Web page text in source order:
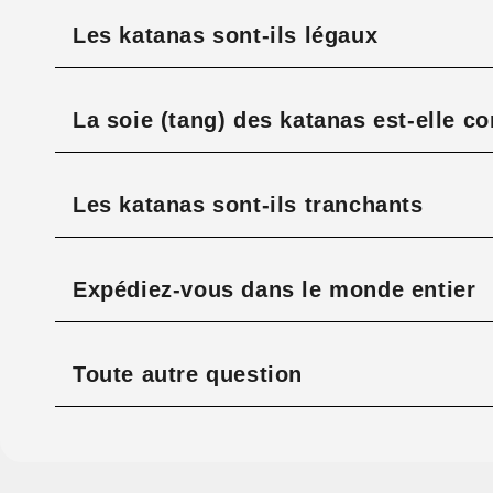
Les katanas sont-ils légaux
La soie (tang) des katanas est-elle
Les katanas sont-ils tranchants
Expédiez-vous dans le monde entier
Toute autre question